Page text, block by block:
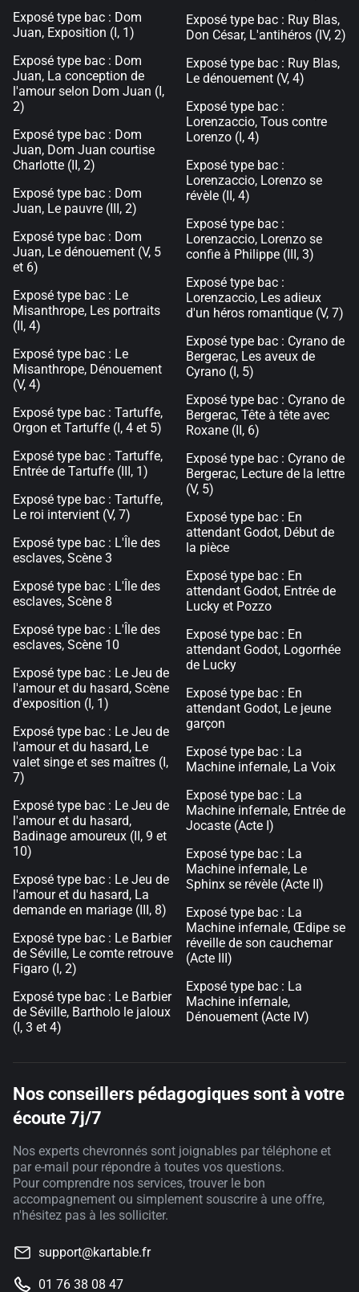
Exposé type bac : Dom
Juan, Exposition (I, 1)
Exposé type bac : Dom
Juan, La conception de
l'amour selon Dom Juan (I,
2)
Exposé type bac : Dom
Juan, Dom Juan courtise
Charlotte (II, 2)
Exposé type bac : Dom
Juan, Le pauvre (III, 2)
Exposé type bac : Dom
Juan, Le dénouement (V, 5
et 6)
Exposé type bac : Le
Misanthrope, Les portraits
(II, 4)
Exposé type bac : Le
Misanthrope, Dénouement
(V, 4)
Exposé type bac : Tartuffe,
Orgon et Tartuffe (I, 4 et 5)
Exposé type bac : Tartuffe,
Entrée de Tartuffe (III, 1)
Exposé type bac : Tartuffe,
Le roi intervient (V, 7)
Exposé type bac : L'Île des
esclaves, Scène 3
Exposé type bac : L'Île des
esclaves, Scène 8
Exposé type bac : L'Île des
esclaves, Scène 10
Exposé type bac : Le Jeu de
l'amour et du hasard, Scène
d'exposition (I, 1)
Exposé type bac : Le Jeu de
l'amour et du hasard, Le
valet singe et ses maîtres (I,
7)
Exposé type bac : Le Jeu de
l'amour et du hasard,
Badinage amoureux (II, 9 et
10)
Exposé type bac : Le Jeu de
l'amour et du hasard, La
demande en mariage (III, 8)
Exposé type bac : Le Barbier
de Séville, Le comte retrouve
Figaro (I, 2)
Exposé type bac : Le Barbier
de Séville, Bartholo le jaloux
(I, 3 et 4)
Exposé type bac : Ruy Blas,
Don César, L'antihéros (IV, 2)
Exposé type bac : Ruy Blas,
Le dénouement (V, 4)
Exposé type bac :
Lorenzaccio, Tous contre
Lorenzo (I, 4)
Exposé type bac :
Lorenzaccio, Lorenzo se
révèle (II, 4)
Exposé type bac :
Lorenzaccio, Lorenzo se
confie à Philippe (III, 3)
Exposé type bac :
Lorenzaccio, Les adieux
d'un héros romantique (V, 7)
Exposé type bac : Cyrano de
Bergerac, Les aveux de
Cyrano (I, 5)
Exposé type bac : Cyrano de
Bergerac, Tête à tête avec
Roxane (II, 6)
Exposé type bac : Cyrano de
Bergerac, Lecture de la lettre
(V, 5)
Exposé type bac : En
attendant Godot, Début de
la pièce
Exposé type bac : En
attendant Godot, Entrée de
Lucky et Pozzo
Exposé type bac : En
attendant Godot, Logorrhée
de Lucky
Exposé type bac : En
attendant Godot, Le jeune
garçon
Exposé type bac : La
Machine infernale, La Voix
Exposé type bac : La
Machine infernale, Entrée de
Jocaste (Acte I)
Exposé type bac : La
Machine infernale, Le
Sphinx se révèle (Acte II)
Exposé type bac : La
Machine infernale, Œdipe se
réveille de son cauchemar
(Acte III)
Exposé type bac : La
Machine infernale,
Dénouement (Acte IV)
Nos conseillers pédagogiques sont à votre
écoute 7j/7
Nos experts chevronnés sont joignables par téléphone et
par e-mail pour répondre à toutes vos questions.
Pour comprendre nos services, trouver le bon
accompagnement ou simplement souscrire à une offre,
n'hésitez pas à les solliciter.
support@kartable.fr
01 76 38 08 47